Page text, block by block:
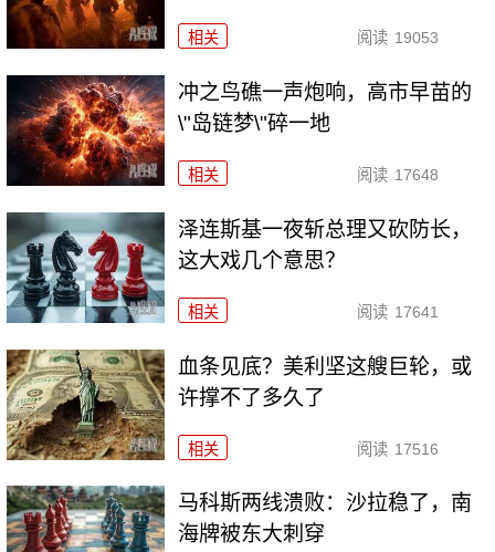
相关 阅读 19053
冲之鸟礁一声炮响，高市早苗的
\"岛链梦\"碎一地
相关 阅读 17648
泽连斯基一夜斩总理又砍防长，
这大戏几个意思？
相关 阅读 17641
血条见底？美利坚这艘巨轮，或
许撑不了多久了
相关 阅读 17516
马科斯两线溃败：沙拉稳了，南
海牌被东大刺穿